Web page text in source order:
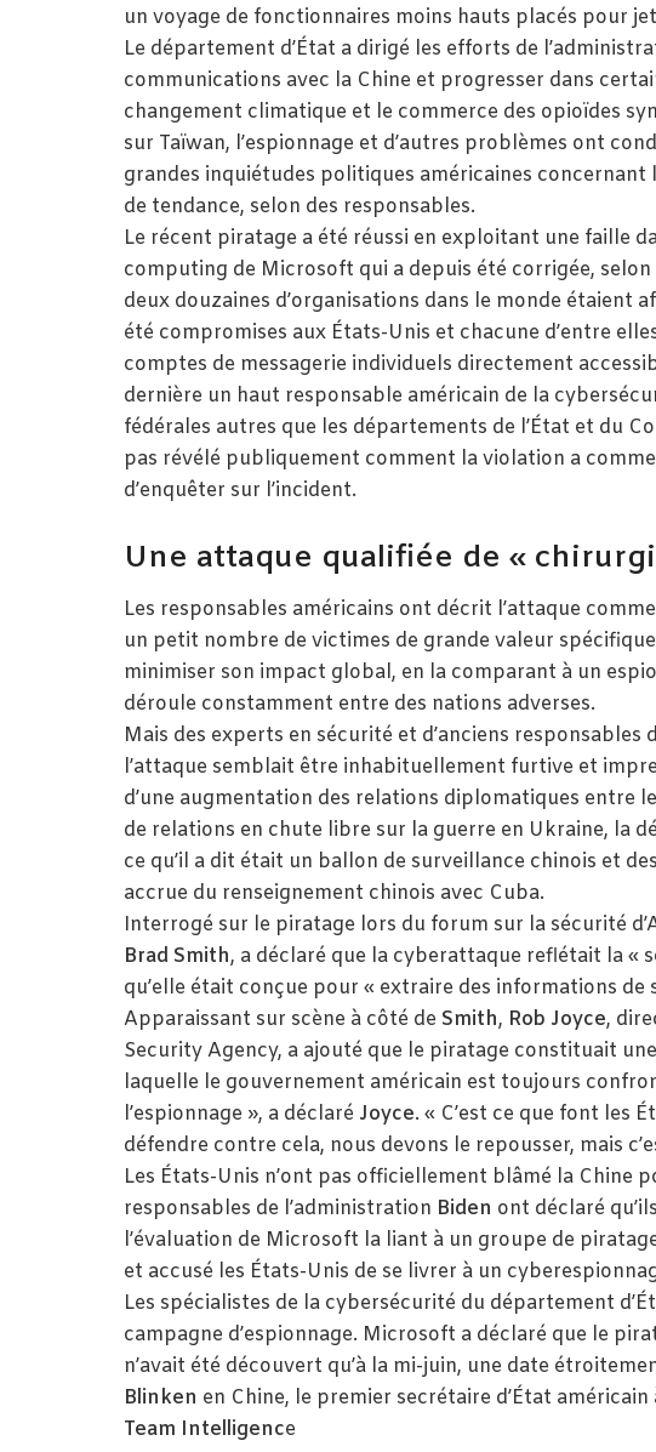
un voyage de fonctionnaires moins hauts placés pour
Le département d’État a dirigé les efforts de
communications avec la Chine et progresser dans
changement climatique et le commerce des opioïdes
sur Taïwan, l’espionnage et d’autres problèmes ont
grandes inquiétudes politiques américaines
de tendance, selon des responsables.
Le récent piratage a été réussi en exploitant une faille
computing de Microsoft qui a depuis été corrigée,
deux douzaines d’organisations dans le monde étaient
été compromises aux États-Unis et chacune d’entre
comptes de messagerie individuels directement
dernière un haut responsable américain de la
fédérales autres que les départements de l’État et du
pas révélé publiquement comment la violation a
d’enquêter sur l’incident.
Une attaque qualifiée de «
Les responsables américains ont décrit l’attaque
un petit nombre de victimes de grande valeur
minimiser son impact global, en la comparant à un
déroule constamment entre des nations adverses.
Mais des experts en sécurité et d’anciens
l’attaque semblait être inhabituellement furtive et
d’une augmentation des relations diplomatiques entre
de relations en chute libre sur la guerre en Ukraine, la
ce qu’il a dit était un ballon de surveillance chinois et
accrue du renseignement chinois avec Cuba.
Interrogé sur le piratage lors du forum sur la sécurité
Brad Smith, a déclaré que la cyberattaque reflétait la «
qu’elle était conçue pour « extraire des informations de
Apparaissant sur scène à côté de Smith, Rob Joyce,
Security Agency, a ajouté que le piratage constituait
laquelle le gouvernement américain est toujours
l’espionnage », a déclaré Joyce. « C’est ce que font les
défendre contre cela, nous devons le repousser, mais
Les États-Unis n’ont pas officiellement blâmé la Chine
responsables de l’administration Biden ont déclaré
l’évaluation de Microsoft la liant à un groupe de
et accusé les États-Unis de se livrer à un
Les spécialistes de la cybersécurité du département
campagne d’espionnage. Microsoft a déclaré que le
n’avait été découvert qu’à la mi-juin, une date
Blinken en Chine, le premier secrétaire d’État
Team Intelligence